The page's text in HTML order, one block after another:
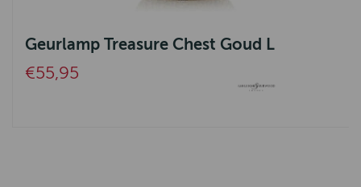
Geurlamp Treasure Chest Goud L
€55,95